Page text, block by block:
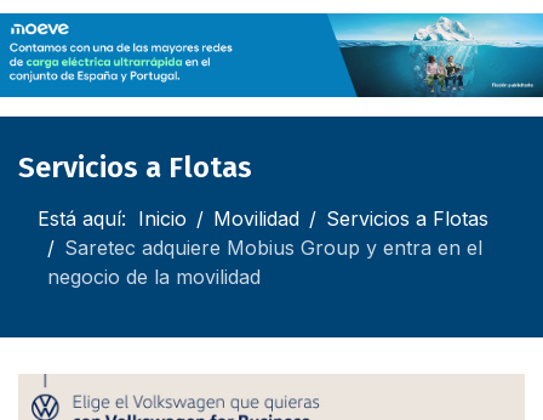
Servicios a Flotas
Está aquí: Inicio Movilidad
Servicios a Flotas
Saretec adquiere Mobius Group y entra en el
negocio de la movilidad